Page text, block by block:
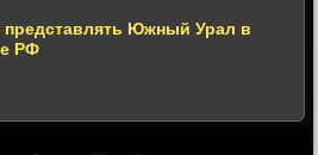
представлять Южный Урал в
РФ